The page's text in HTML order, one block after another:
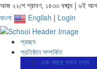
আজ ২২শে শ্রাবণ, ১৪৩৩ বঙ্গাব্দ | ৬ই
বাংলা
English | Login
প্রচ্ছদ
প্রতিষ্ঠান সম্পর্কিত
এক নজরে সকল তথ্য